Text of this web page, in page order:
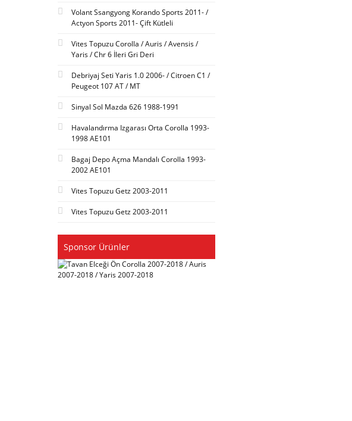
Volant Ssangyong Korando Sports 2011- /
Actyon Sports 2011- Çift Kütleli
Vites Topuzu Corolla / Auris / Avensis /
Yaris / Chr 6 İleri Gri Deri
Debriyaj Seti Yaris 1.0 2006- / Citroen C1 /
Peugeot 107 AT / MT
Sinyal Sol Mazda 626 1988-1991
Havalandırma Izgarası Orta Corolla 1993-
1998 AE101
Bagaj Depo Açma Mandalı Corolla 1993-
2002 AE101
Vites Topuzu Getz 2003-2011
Vites Topuzu Getz 2003-2011
Sponsor Ürünler